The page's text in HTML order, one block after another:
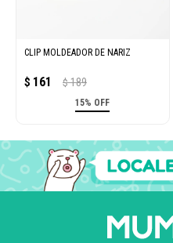
CLIP MOLDEADOR DE NARIZ
$ 161 $ 189
15% OFF